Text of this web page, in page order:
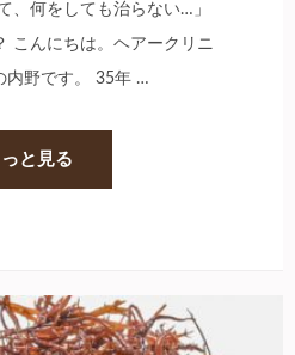
、何をしても治らない…」
こんにちは。ヘアークリニ
内野です。 35年 …
と見る